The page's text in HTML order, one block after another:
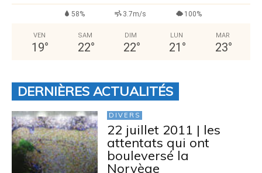
58% 3.7m/s 100%
VEN
19°
SAM
22°
DIM
22°
LUN
21 °
MAR
23°
DERNIÈRES ACTUALITÉS
DIVERS
22 juillet 2011 | les
attentats qui ont
bouleversé la
Norvège